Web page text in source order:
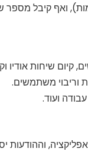
וריבוי משתמשים.
ועוד.
וההודעות